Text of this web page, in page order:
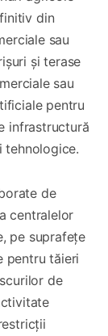
din
sau
și terase
sau
pentru
infrastructură
tehnologice.
de
centralelor
pe suprafețe
pentru tăieri
de